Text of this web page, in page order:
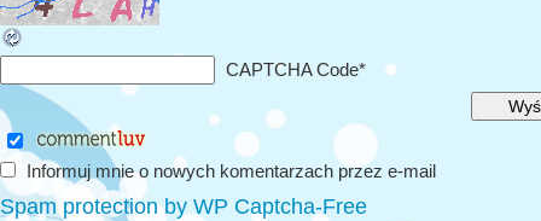
CAPTCHA Code*
Informuj mnie o nowych komentarzach przez e-mail
Spam protection by WP Captcha-Free